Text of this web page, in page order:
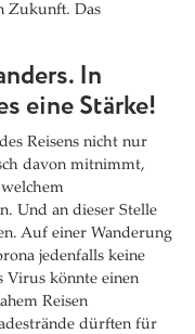
Zukunft. Das
In
eine Stärke!
Reisens nicht nur
davon mitnimmt,
Und an dieser Stelle
Auf einer Wanderung
jedenfalls keine
Virus könnte einen
Reisen
dürften für